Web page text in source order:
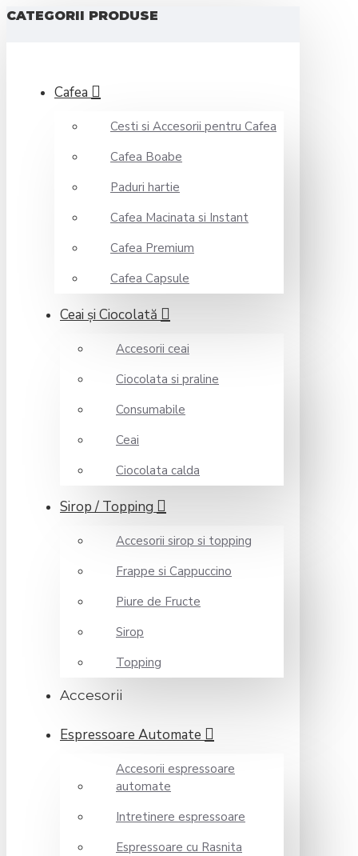
CATEGORII PRODUSE
Cafea
Cesti si Accesorii pentru Cafea
Cafea Boabe
Paduri hartie
Cafea Macinata si Instant
Cafea Premium
Cafea Capsule
Ceai şi Ciocolată
Accesorii ceai
Ciocolata si praline
Consumabile
Ceai
Ciocolata calda
Sirop / Topping
Accesorii sirop si topping
Frappe si Cappuccino
Piure de Fructe
Sirop
Topping
Accesorii
Espressoare Automate
Accesorii espressoare
automate
Intretinere espressoare
Espressoare cu Rasnita